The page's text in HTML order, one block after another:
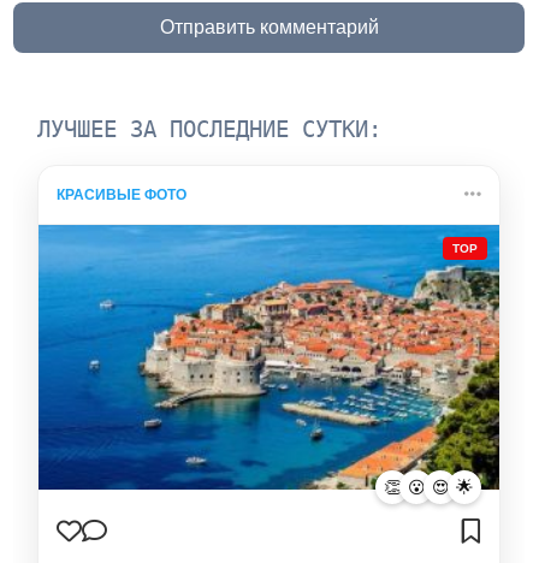
Отправить комментарий
ЛУЧШЕЕ ЗА ПОСЛЕДНИЕ СУТКИ:
КРАСИВЫЕ ФОТО
TOP
👏 😮 😍 🌟